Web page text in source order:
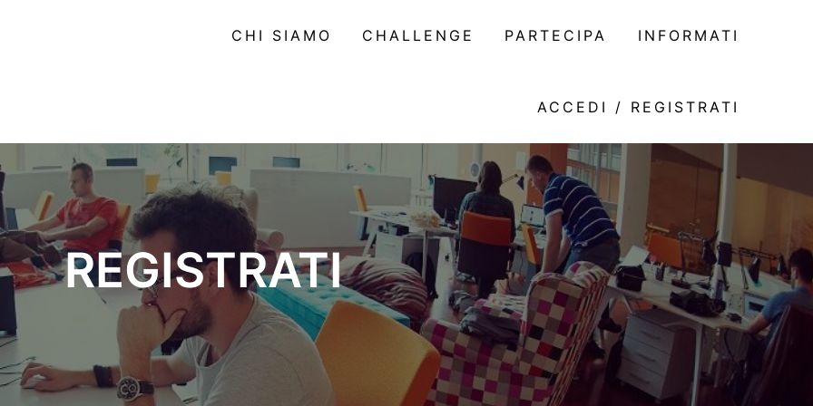
CHI SIAMO CHALLENGE PARTECIPA INFORMATI
ACCEDI / REGISTRATI
REGISTRATI